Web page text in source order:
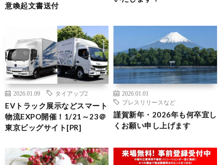
意喚起文書送付
2026.01.09 タイアップ2
EVトラック展示などスマート
物流EXPO開催！1/21～23＠
東京ビッグサイト[PR]
2026.01.01
プレスリリースなど
謹賀新年・2026年も何卒宜し
くお願い申し上げます